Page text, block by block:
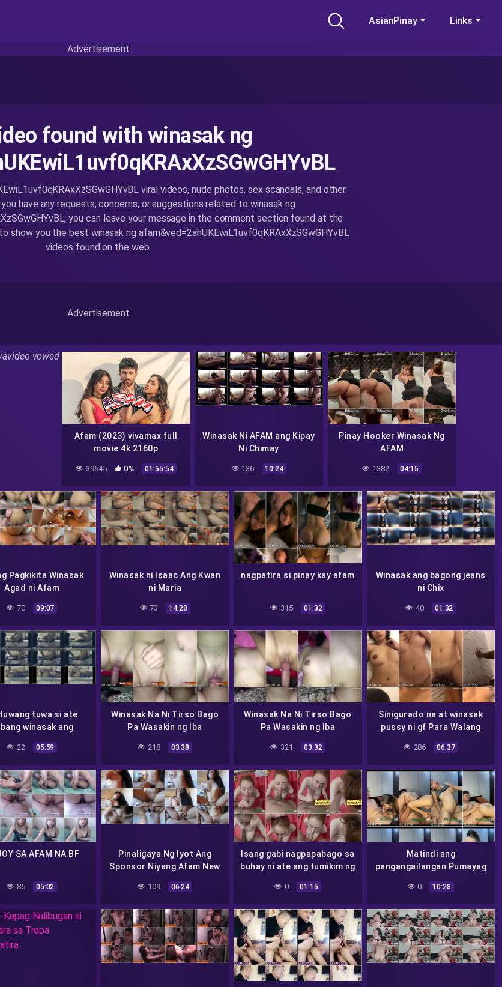
AsianPinay Links
Advertisement
found with winasak ng
viral videos, nude photos, sex scandals, and other
have any requests, concerns, or suggestions related to winasak ng
you can leave your message in the comment section found at the
you the best winasak ng afam&ved=2ahUKEwiL1uvf0qKRAxXzSGwGHYvBL
videos found on the web.
Advertisement
vowed
Afam (2023) vivamax full
movie 4k 2160p
39645 0% 01:55:54
Winasak Ni AFAM ang Kipay
Ni Chimay
136 10:24
Pinay Hooker Winasak Ng
AFAM
1382 04:15
Pagkikita Winasak
Agad ni Afam
70 09:07
Winasak ni Isaac Ang Kwan
ni Maria
73 14:28
nagpatira si pinay kay afam
315 01:32
Winasak ang bagong jeans
ni Chix
40 01:32
tuwa si ate
winasak ang
22 05:59
Winasak Na Ni Tirso Bago
Pa Wasakin ng Iba
218 03:38
Winasak Na Ni Tirso Bago
Pa Wasakin ng Iba
321 03:32
Sinigurado na at winasak
pussy ni gf Para Walang
286 06:37
SA AFAM NA BF
85 05:02
Pinaligaya Ng Iyot Ang
Sponsor Niyang Afam New
109 06:24
Isang gabi nagpapabago sa
buhay ni ate ang tumikim ng
0 01:15
Matindi ang
pangangailangan Pumayag
0 10:28